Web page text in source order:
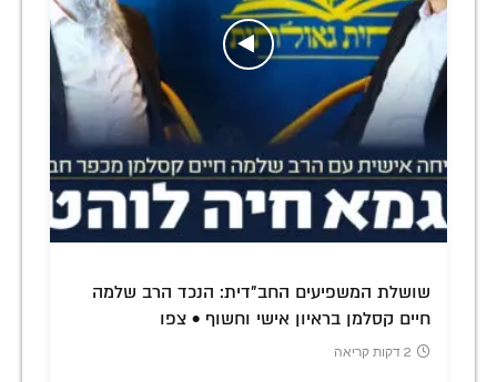
שושלת המשפיעים החב"דית: הנכד הרב שלמה
חיים קסלמן בראיון אישי וחשוף • צפו
2 דקות קריאה